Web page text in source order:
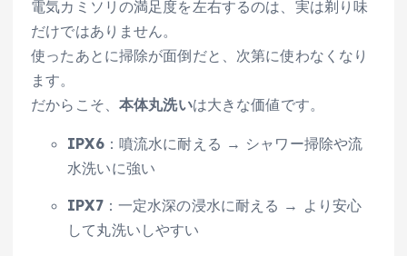
電気カミソリの満足度を左右するのは、実は剃り味
だけではありません。
使ったあとに掃除が面倒だと、次第に使わなくなり
ます。
だからこそ、 本体丸洗いは大きな価値です。
IPX6：噴流水に耐える → シャワー掃除や流
水洗いに強い
IPX7：一定水深の浸水に耐える → より安心
して丸洗いしやすい